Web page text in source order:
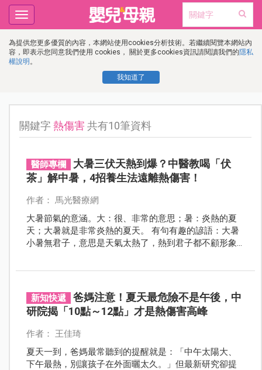
為提供您更多優質的內容，本網站使用cookies分析技術。若繼續閱覽本網站內
容，即表示您同意我們使用 cookies， 關於更多cookies資訊請閱讀我們的隱私
權說明 。
我知道了
Toggle
navigation
關鍵字熱傷害 共有10筆資料
醫師專欄
大暑三伏天熱到爆？中醫教喝「伏
茶」解中暑，4招養生法遠離熱傷害！
作者： 馬光醫療網
大暑節氣的意涵。大：很、非常的意思；暑：炎熱的夏
天；大暑就是非常炎熱的夏天。 有句有趣的諺語：大暑
小暑無君子，意思是天氣太熱了，熱到君子都不顧形象
新知快遞
爸媽注意！夏天最危險不是午後，中
研院揭「10點～12點」才是熱傷害高峰
作者： 王佳琦
夏天一到，爸媽最常聽到的提醒就是：「中午太陽大、
下午最熱，別讓孩子在外面曬太久。」但最新研究卻提